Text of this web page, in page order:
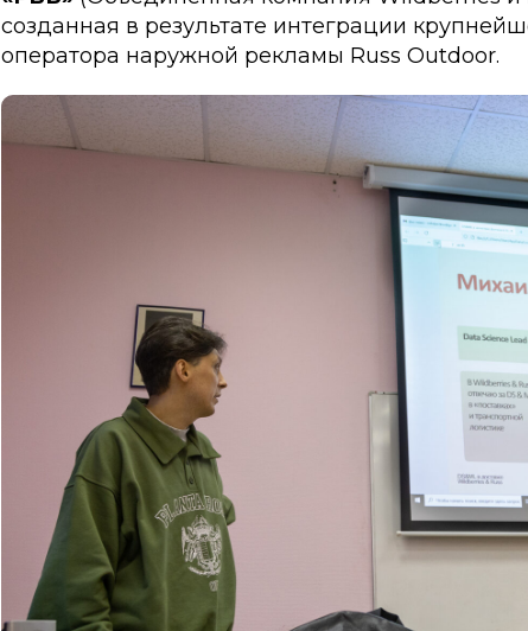
созданная в результате интеграции
оператора наружной рекламы Russ Outdoor.